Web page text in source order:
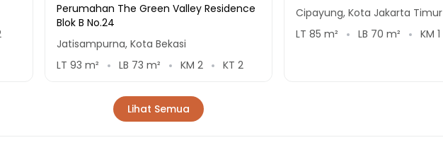
Perumahan The Green Valley Residence
Blok B No.24
Jatisampurna, Kota Bekasi
LT 93 m² LB 73 m² KM 2 KT 2
Cipayung, Kota Jakarta Timur
LT85 m² LB 70 m² KM1
Lihat Semua